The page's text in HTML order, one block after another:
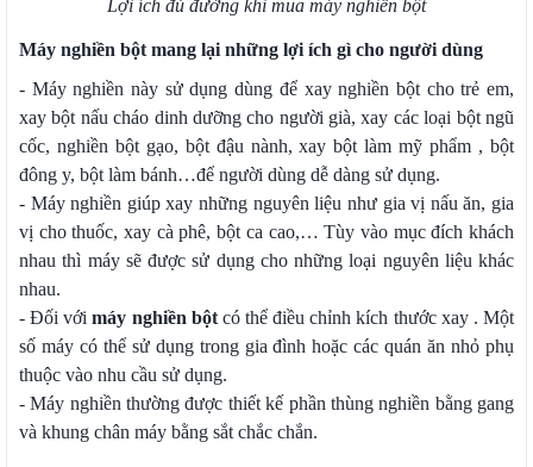
Lợi ích đủ đường khi mua máy nghiền bột
Máy nghiền bột mang lại những lợi ích gì cho người dùng
- Máy nghiền này sử dụng dùng để xay nghiền bột cho trẻ em,
xay bột nấu cháo dinh dưỡng cho người già, xay các loại bột ngũ
cốc, nghiền bột gạo, bột đậu nành, xay bột làm mỹ phẩm , bột
đông y, bột làm bánh…để người dùng dễ dàng sử dụng.
- Máy nghiền giúp xay những nguyên liệu như gia vị nấu ăn, gia
vị cho thuốc, xay cà phê, bột ca cao,… Tùy vào mục đích khách
nhau thì máy sẽ được sử dụng cho những loại nguyên liệu khác
nhau.
- Đối vớimáy nghiền bộtcó thể điều chỉnh kích thước xay . Một
số máy có thể sử dụng trong gia đình hoặc các quán ăn nhỏ phụ
thuộc vào nhu cầu sử dụng.
- Máy nghiền thường được thiết kế phần thùng nghiền bằng gang
và khung chân máy bằng sắt chắc chắn.